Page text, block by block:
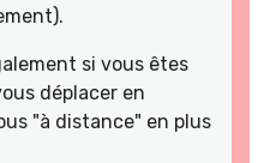
si vous êtes
déplacer en
"à distance" en plus